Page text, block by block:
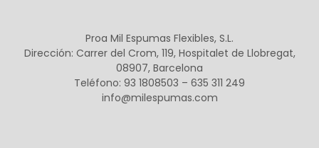
Proa Mil Espumas Flexibles, S.L.
Dirección: Carrer del Crom, 119, Hospitalet de Llobregat,
08907, Barcelona
Teléfono: 93 1808503 – 635 311 249
info@milespumas.com